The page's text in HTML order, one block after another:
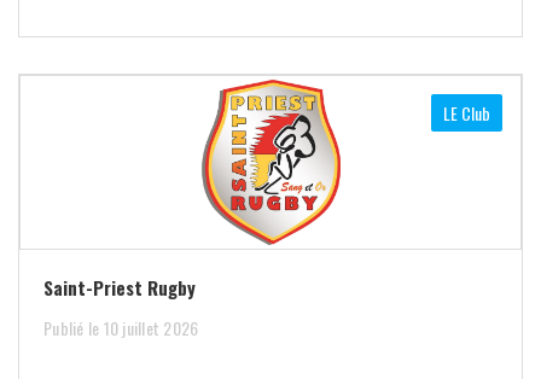
LE Club
Saint-Priest Rugby
Publié le 10 juillet 2026